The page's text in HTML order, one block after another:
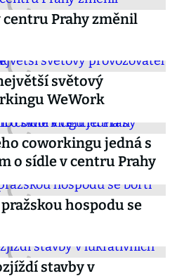
centru Prahy změnil
světový
WeWork
coworkingu jedná s
o sídle v centru Prahy
hospodu se
stavby v